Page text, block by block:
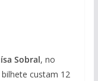
Sobral, no
custam 12